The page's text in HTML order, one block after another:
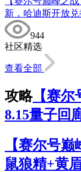
新，哈迪斯开放
944
社区精选
查看全部
攻略【赛尔
8.15量子回
【赛尔号
鼠狼精+黄